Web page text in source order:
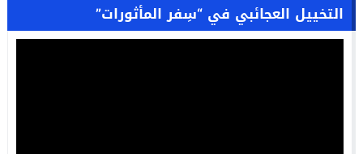
التخييل العجائبي في “سِفر المأثورات”
مشغل